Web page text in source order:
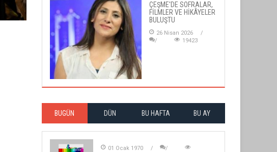
ÇEŞME'DE SOFRALAR,
FİLMLER VE HİKÂYELER
BULUŞTU
26 Nisan 2026
19423
BUGÜN DÜN BU HAFTA BU AY
01 Ocak 1970